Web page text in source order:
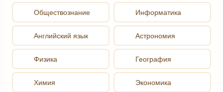
Обществознание
Английский язык
Информатика
Астрономия
Физика
Химия
География
Экономика